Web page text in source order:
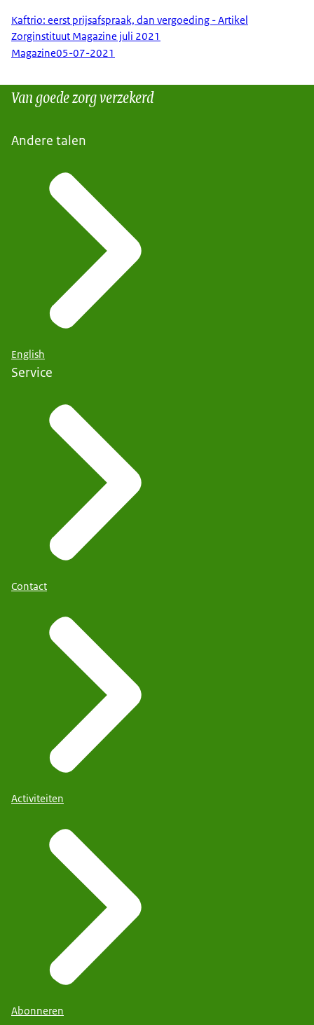
Kaftrio: eerst prijsafspraak, dan vergoeding - Artikel
Zorginstituut Magazine juli 2021
Magazine05-07-2021
Van goede zorg verzekerd
Andere talen
English
Service
Contact
Activiteiten
Abonneren